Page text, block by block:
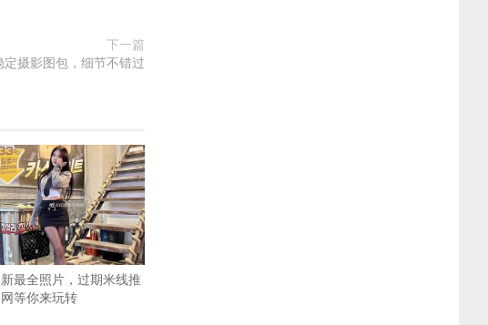
下一篇
摄影图包，细节不错过
最全照片，过期米线推
等你来玩转